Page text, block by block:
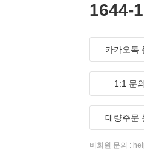
1644-
카카오톡
1:1 문의
대량주문
비회원 문의 :